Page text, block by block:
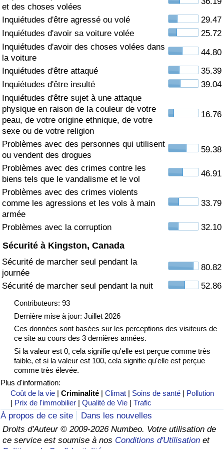
et des choses volées
Inquiétudes d'être agressé ou volé
29.47
Inquiétudes d'avoir sa voiture volée
25.72
Inquiétudes d'avoir des choses volées dans
la voiture
44.80
Inquiétudes d'être attaqué
35.39
Inquiétudes d'être insulté
39.04
Inquiétudes d'être sujet à une attaque
physique en raison de la couleur de votre
peau, de votre origine ethnique, de votre
sexe ou de votre religion
16.76
Problèmes avec des personnes qui utilisent
ou vendent des drogues
59.38
Problèmes avec des crimes contre les
biens tels que le vandalisme et le vol
46.91
Problèmes avec des crimes violents
comme les agressions et les vols à main
armée
33.79
Problèmes avec la corruption 32.10
Sécurité à Kingston, Canada
Sécurité de marcher seul pendant la
journée
80.82
Sécurité de marcher seul pendant la nuit
52.86
Contributeurs: 93
Dernière mise à jour: Juillet 2026
Ces données sont basées sur les perceptions des visiteurs de
ce site au cours des 3 dernières années.
Si la valeur est 0, cela signifie qu'elle est perçue comme très
faible, et si la valeur est 100, cela signifie qu'elle est perçue
comme très élevée.
Plus d'information:
Coût de la vie |Criminalité |Climat | Soins de santé | Pollution
| Prix de l'immobilier |Qualité de Vie |Trafic
À propos de ce site
Dans les nouvelles
Droits d'Auteur © 2009-2026 Numbeo. Votre utilisation de
ce service est soumise à nos Conditions d'Utilisation et
Soins de santé
Indice des soins de santé (Actuel)
Indice des soins de santé
Indice des soins de santé par Pays
Pollution
Indice de Pollution (Actuel)
Indice de pollution
Indice de Pollution par Pays
Trafic
Indice de Trafic
Indice de Trafic (Actuel)
Indice de Trafic par Pays